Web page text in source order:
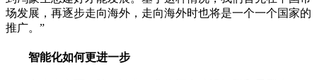
场发展，再逐步走向海外，走向海外时也将是一个一个国家的
推广。”
智能化如何更进一步